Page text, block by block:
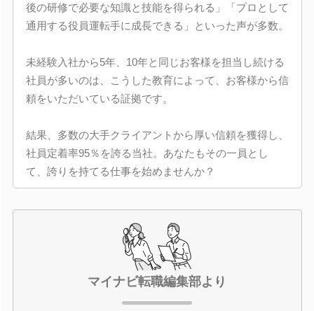
後の研修で必要な知識と技能を得られる」「プロとして
通用する役員運転手に成長できる」といった声が多数。
未経験入社から5年、10年と同じお客様を担当し続ける
社員が多いのは、こうした教育によって、お客様から信
頼をいただいている証拠です。
結果、多数の大手クライアントから厚い信頼を獲得し、
社員定着率95％を誇る当社。あなたもその一員とし
て、誇りを持てる仕事を始めませんか？
マイナビ転職編集部より